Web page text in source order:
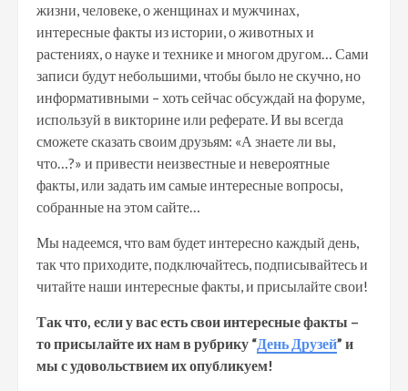
жизни, человеке, о женщинах и мужчинах,
интересные факты из истории, о животных и
растениях, о науке и технике и многом другом… Сами
записи будут небольшими, чтобы было не скучно, но
информативными – хоть сейчас обсуждай на форуме,
используй в викторине или реферате. И вы всегда
сможете сказать своим друзьям: «А знаете ли вы,
что…?» и привести неизвестные и невероятные
факты, или задать им самые интересные вопросы,
собранные на этом сайте…
Мы надеемся, что вам будет интересно каждый день,
так что приходите, подключайтесь, подписывайтесь и
читайте наши интересные факты, и присылайте свои!
Так что, если у вас есть свои интересные факты –
то присылайте их нам в рубрику “День Друзей” и
мы с удовольствием их опубликуем!